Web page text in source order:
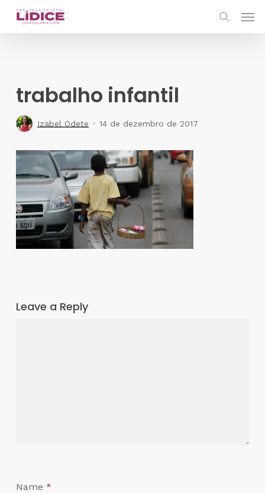
Skip
trabalho infantil
Izabel Odete 14 de dezembro de 2017
Leave a Reply
Name *